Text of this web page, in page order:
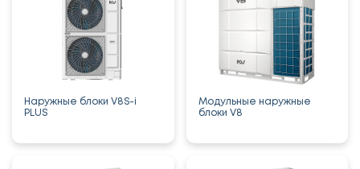
Наружные блоки V8S-i
PLUS
Модульные наружные
блоки V8